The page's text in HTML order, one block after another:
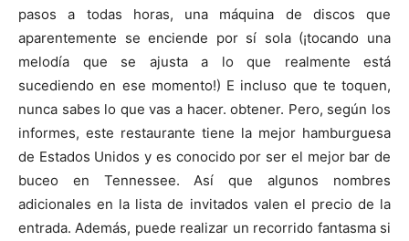
pasos a todas horas, una máquina de discos que
aparentemente se enciende por sí sola (¡tocando una
melodía que se ajusta a lo que realmente está
sucediendo en ese momento!) E incluso que te toquen,
nunca sabes lo que vas a hacer. obtener. Pero, según los
informes, este restaurante tiene la mejor hamburguesa
de Estados Unidos y es conocido por ser el mejor bar de
buceo en Tennessee. Así que algunos nombres
adicionales en la lista de invitados valen el precio de la
entrada. Además, puede realizar un recorrido fantasma si